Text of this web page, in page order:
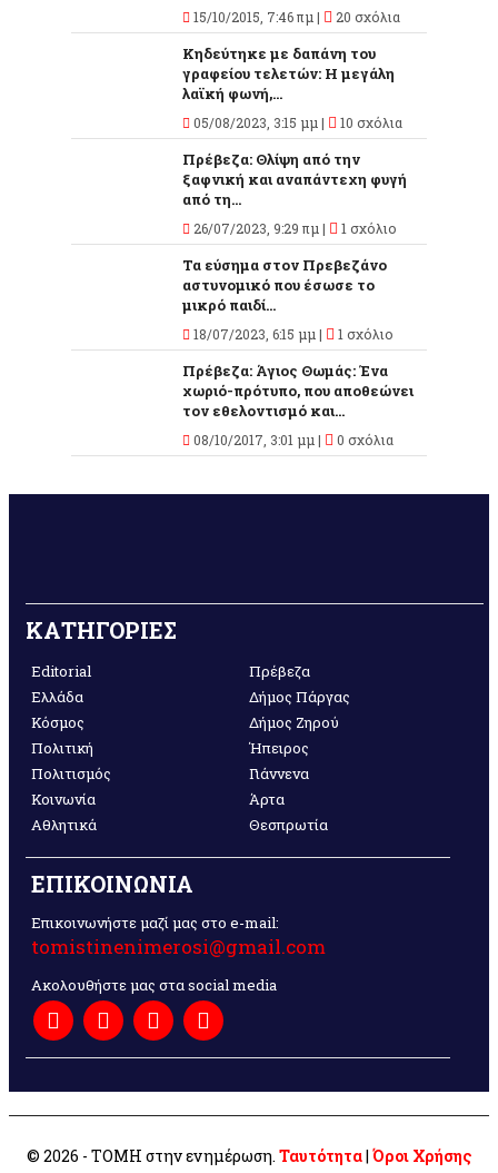
15/10/2015, 7:46 πμ | 20 σχόλια
Κηδεύτηκε με δαπάνη του
γραφείου τελετών: Η μεγάλη
λαϊκή φωνή,...
05/08/2023, 3:15 μμ | 10 σχόλια
Πρέβεζα: Θλίψη από την
ξαφνική και αναπάντεχη φυγή
από τη...
26/07/2023, 9:29 πμ | 1 σχόλιο
Τα εύσημα στον Πρεβεζάνο
αστυνομικό που έσωσε το
μικρό παιδί...
18/07/2023, 6:15 μμ | 1 σχόλιο
Πρέβεζα: Άγιος Θωμάς: Ένα
χωριό-πρότυπο, που αποθεώνει
τον εθελοντισμό και...
08/10/2017, 3:01 μμ | 0 σχόλια
ΚΑΤΗΓΟΡΙΕΣ
Editorial
Ελλάδα
Κόσμος
Πολιτική
Πολιτισμός
Κοινωνία
Αθλητικά
Πρέβεζα
Δήμος Πάργας
Δήμος Ζηρού
Ήπειρος
Γιάννενα
Άρτα
Θεσπρωτία
ΕΠΙΚΟΙΝΩΝΙΑ
Επικοινωνήστε μαζί μας στο e-mail:
tomistinenimerosi@gmail.com
Ακολουθήστε μας στα social media
© 2026 - ΤΟΜΗ στην ενημέρωση. Ταυτότητα| Όροι Χρήσης